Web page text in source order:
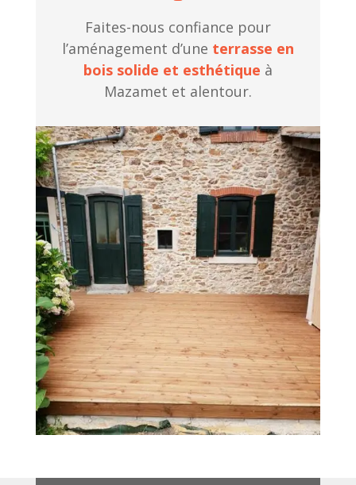
Faites-nous confiance pour
l’aménagement d’une terrasse en
bois solide et esthétique à
Mazamet et alentour.